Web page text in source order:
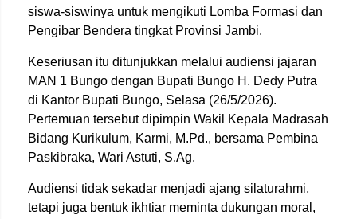
siswa-siswinya untuk mengikuti Lomba Formasi dan
Pengibar Bendera tingkat Provinsi Jambi.
Keseriusan itu ditunjukkan melalui audiensi jajaran
MAN 1 Bungo dengan Bupati Bungo H. Dedy Putra
di Kantor Bupati Bungo, Selasa (26/5/2026).
Pertemuan tersebut dipimpin Wakil Kepala Madrasah
Bidang Kurikulum, Karmi, M.Pd., bersama Pembina
Paskibraka, Wari Astuti, S.Ag.
Audiensi tidak sekadar menjadi ajang silaturahmi,
tetapi juga bentuk ikhtiar meminta dukungan moral,